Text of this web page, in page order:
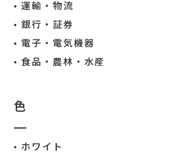
運輸・物流
銀行・証券
電子・電気機器
食品・農林・水産
色
ホワイト